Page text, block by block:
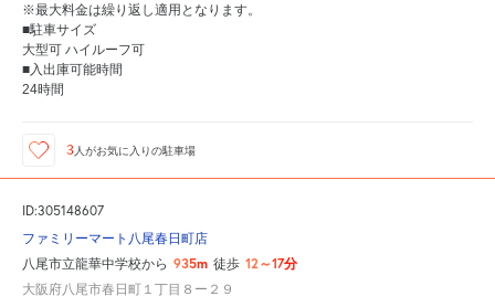
※最大料金は繰り返し適用となります。
■駐車サイズ
大型可 ハイルーフ可
■入出庫可能時間
24時間
3人がお気に入りの駐車場
ID:305148607
ファミリーマート八尾春日町店
八尾市立龍華中学校から 935m 徒歩 12～17分
大阪府八尾市春日町１丁目８ー２９